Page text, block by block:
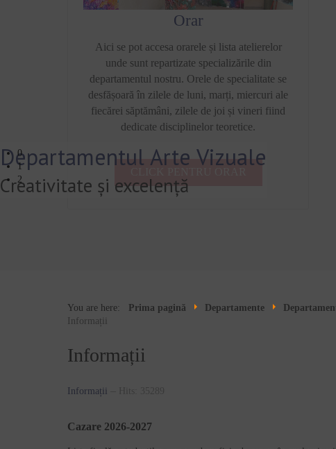
Departamentul Arte Vizuale
Creativitate și excelență
0
1
2
Orar
Aici se pot accesa orarele și lista atelierelor
unde sunt repartizate specializările din
departamentul nostru. Orele de specialitate se
desfășoară în zilele de luni, marți, miercuri ale
fiecărei săptămâni, zilele de joi și vineri fiind
dedicate disciplinelor teoretice.
You are here: Prima pagină Departamente
Informații
Informații
Informații
Cazare 2026-2027